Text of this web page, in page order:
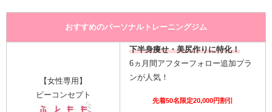
おすすめのパーソナルトレーニングジム
【女性専用】
ビーコンセプト
下半身痩せ・美尻作りに特化！
6ヵ月間アフターフォロー追加プラ
ンが人気！
先着50名限定20,000円割引